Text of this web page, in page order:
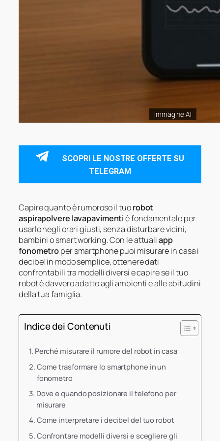
Immagine AI
SCOPRI LE NOSTRE OFFERTE SU
TELEGRAM
Capire quanto è rumoroso il tuorobot
aspirapolvere lavapavimentiè fondamentale per
usarlo negli orari giusti, senza disturbare vicini,
bambini o smart working. Con le attualiapp
fonometroper smartphone puoi misurare in casa i
decibel in modo semplice, ottenere dati
confrontabili tra modelli diversi e capire se il tuo
robot è davvero adatto agli ambienti e alle abitudini
della tua famiglia.
Indice dei Contenuti
Perché misurare il rumore del robot in casa
Come trasformare lo smartphone in un
fonometro
Dove e quando posizionare il telefono per
misurare
Come interpretare i decibel del tuo robot
Confrontare modelli diversi e scegliere gli